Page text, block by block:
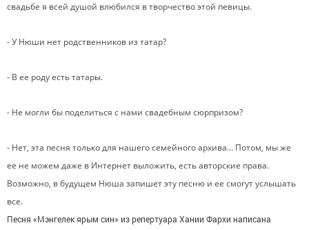
свадьбе я всей душой влюбился в творчество этой певицы.
- У Нюши нет родственников из татар?
- В ее роду есть татары.
- Не могли бы поделиться с нами свадебным сюрпризом?
- Нет, эта песня только для нашего семейного архива… Потом, мы же
ее не можем даже в Интернет выложить, есть авторские права.
Возможно, в будущем Нюша запишет эту песню и ее смогут услышать
все.
Песня «Мэнгелек ярым син» из репертуара Хании Фархи написана